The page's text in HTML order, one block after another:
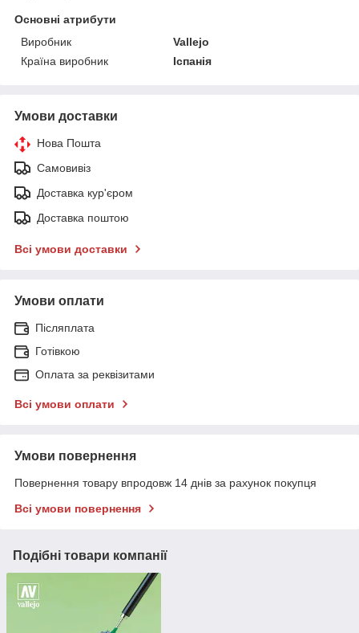
Основні атрибути
Виробник
Vallejo
Країна виробник
Іспанія
Умови доставки
Нова Пошта
Самовивіз
Доставка кур'єром
Доставка поштою
Всі умови доставки
Умови оплати
Післяплата
Готівкою
Оплата за реквізитами
Всі умови оплати
Умови повернення
Повернення товару впродовж 14 днів за рахунок покупця
Всі умови повернення
Подібні товари компанії